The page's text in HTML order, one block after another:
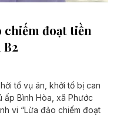
chiếm đoạt tiền
tố vụ án, khởi tố bị can
ấp Bình Hòa, xã Phước
vi “Lừa đảo chiếm đoạt